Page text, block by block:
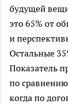
будущей
это 65% от
и
Остальные
Показатель
по
когда по